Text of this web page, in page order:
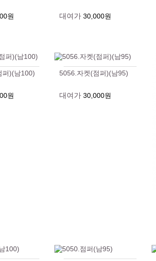
원 대여가 30,000원
퍼)(남100)
원
5056.자켓(점퍼)(남95)
대여가 30,000원